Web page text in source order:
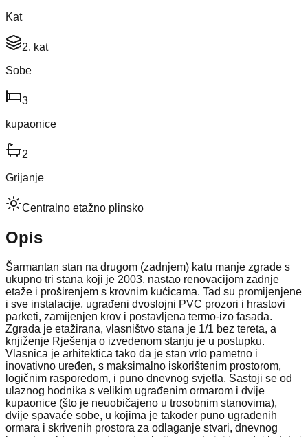
Kat
2. kat
Sobe
3
kupaonice
2
Grijanje
Centralno etažno plinsko
Opis
Šarmantan stan na drugom (zadnjem) katu manje zgrade s
ukupno tri stana koji je 2003. nastao renovacijom zadnje
etaže i proširenjem s krovnim kućicama. Tad su promijenjene
i sve instalacije, ugrađeni dvoslojni PVC prozori i hrastovi
parketi, zamijenjen krov i postavljena termo-izo fasada.
Zgrada je etažirana, vlasništvo stana je 1/1 bez tereta, a
knjiženje Rješenja o izvedenom stanju je u postupku.
Vlasnica je arhitektica tako da je stan vrlo pametno i
inovativno uređen, s maksimalno iskorištenim prostorom,
logičnim rasporedom, i puno dnevnog svjetla. Sastoji se od
ulaznog hodnika s velikim ugrađenim ormarom i dvije
kupaonice (što je neuobičajeno u trosobnim stanovima),
dvije spavaće sobe, u kojima je također puno ugrađenih
ormara i skrivenih prostora za odlaganje stvari, dnevnog